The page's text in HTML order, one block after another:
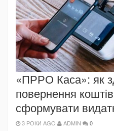
«ПРРО Каса»: як
повернення
сформувати
3 РОКИ AGO ADMIN 0